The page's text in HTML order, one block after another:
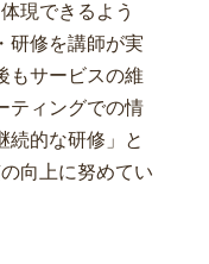
現できるよう
研修を講師が実
もサービスの維
ティングでの情
続的な研修」と
向上に努めてい